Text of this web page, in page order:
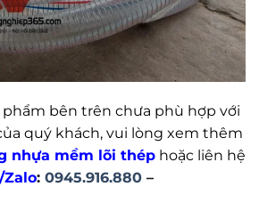
bên trên chưa phù hợp với
quý khách, vui lòng xem thêm
nhựa mềm lõi thép hoặc liên hệ
Zalo: 0945.916.880 –